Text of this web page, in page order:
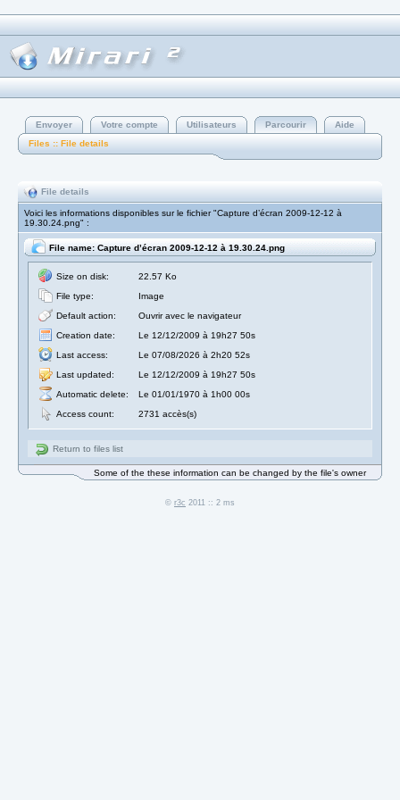
Envoyer Votre compte Utilisateurs Parcourir
Aide
Files :: File details
File details
Voici les informations disponibles sur le fichier "Capture d’écran 2009-12-12 à
19.30.24.png" :
File name: Capture d’écran 2009-12-12 à 19.30.24.png
Size on disk:
22.57 Ko
File type:
Image
Default action:
Ouvrir avec le navigateur
Creation date:
Le 12/12/2009 à 19h27 50s
Last access:
Le 07/08/2026 à 2h20 52s
Last updated:
Le 12/12/2009 à 19h27 50s
Automatic delete:
Le 01/01/1970 à 1h00 00s
Access count:
2731 accès(s)
Return to files list
Some of the these information can be changed by the file's owner
© r3c 2011 :: 2 ms